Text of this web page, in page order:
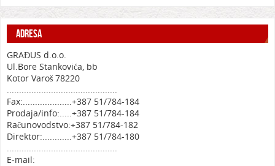
ADRESA
GRAĐUS d.o.o.
Ul.Bore Stankovića, bb
Kotor Varoš 78220
.............................................
Fax:....................+387 51/784-184
Prodaja/info:.....+387 51/784-184
Računovodstvo:+387 51/784-182
Direktor:............+387 51/784-180
.............................................
E-mail: